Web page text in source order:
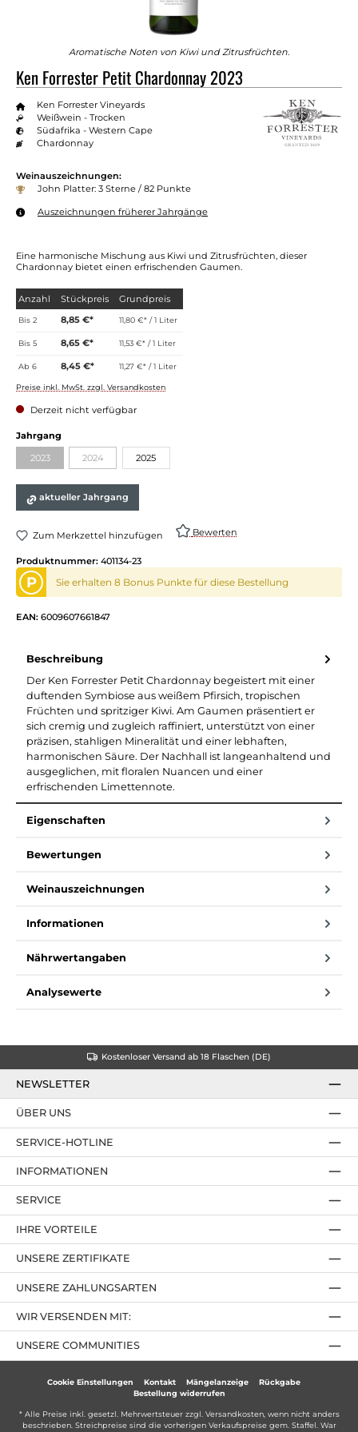
Aromatische Noten von Kiwi und Zitrusfrüchten.
Ken Forrester Petit Chardonnay 2023
Ken Forrester Vineyards
Weißwein - Trocken
Südafrika - Western Cape
Chardonnay
Weinauszeichnungen:
John Platter: 3 Sterne / 82 Punkte
Auszeichnungen früherer Jahrgänge
Eine harmonische Mischung aus Kiwi und Zitrusfrüchten, dieser
Chardonnay bietet einen erfrischenden Gaumen.
Anzahl Stückpreis Grundpreis
Bis2 8,85 €* 11,80 €* / 1 Liter
Bis5 8,65 €* 11,53 €* / 1 Liter
Ab6 8,45 €* 11,27 €* / 1 Liter
Preise inkl. MwSt. zzgl. Versandkosten
Derzeit nicht verfügbar
Jahrgang
2023(Diese Option ist zurzeit nicht verfügbar.)
2024(Diese Option ist zurzeit nicht verfügbar.)
2025
aktueller Jahrgang
Zum Merkzettel hinzufügen Bewerten
Produktnummer: 401134-23
P Sie erhalten 8 Bonus Punkte für diese Bestellung
EAN: 6009607661847
Beschreibung
Der Ken Forrester Petit Chardonnay begeistert mit einer
duftenden Symbiose aus weißem Pfirsich, tropischen
Früchten und spritziger Kiwi. Am Gaumen präsentiert er
sich cremig und zugleich raffiniert, unterstützt von einer
präzisen, stahligen Mineralität und einer lebhaften,
harmonischen Säure. Der Nachhall ist langeanhaltend und
ausgeglichen, mit floralen Nuancen und einer
erfrischenden Limettennote.
Eigenschaften
Bewertungen
Weinauszeichnungen
Informationen
Nährwertangaben
Analysewerte
Kostenloser Versand ab 18 Flaschen (DE)
NEWSLETTER
SERVICE-HOTLINE
IHRE VORTEILE
UNSERE ZAHLUNGSARTEN
ÜBER UNS
UNSERE ZERTIFIKATE
INFORMATIONEN
SERVICE
UNSERE COMMUNITIES
WIR VERSENDEN MIT:
Cookie Einstellungen Kontakt Mängelanzeige
Rückgabe
Bestellung widerrufen
* Alle Preise inkl. gesetzl. Mehrwertsteuer zzgl. Versandkosten, wenn nicht anders
beschrieben. Streichpreise sind die vorherigen Verkaufspreise gem. Staffel. War